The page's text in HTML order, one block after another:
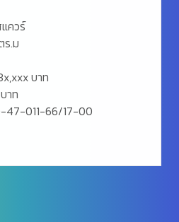
ควร์
ร.ม
บาท
บาท
47-011-66/17-00